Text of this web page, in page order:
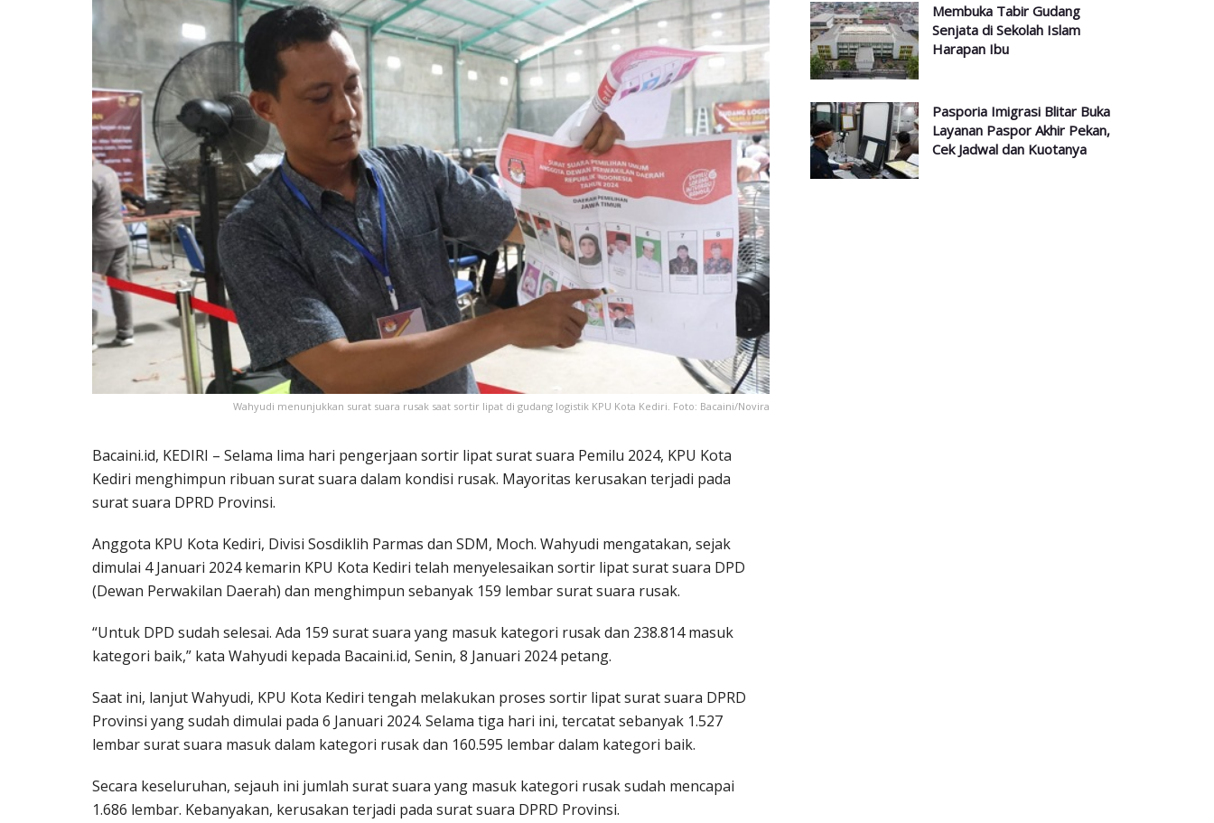
Wahyudi menunjukkan surat suara rusak saat sortir lipat di gudang logistik KPU Kota Kediri. Foto: Bacaini/Novira
Bacaini.id, KEDIRI – Selama lima hari pengerjaan sortir lipat surat suara Pemilu 2024, KPU Kota
Kediri menghimpun ribuan surat suara dalam kondisi rusak. Mayoritas kerusakan terjadi pada
surat suara DPRD Provinsi.
Anggota KPU Kota Kediri, Divisi Sosdiklih Parmas dan SDM, Moch. Wahyudi mengatakan, sejak
dimulai 4 Januari 2024 kemarin KPU Kota Kediri telah menyelesaikan sortir lipat surat suara DPD
(Dewan Perwakilan Daerah) dan menghimpun sebanyak 159 lembar surat suara rusak.
“Untuk DPD sudah selesai. Ada 159 surat suara yang masuk kategori rusak dan 238.814 masuk
kategori baik,” kata Wahyudi kepada Bacaini.id, Senin, 8 Januari 2024 petang.
Saat ini, lanjut Wahyudi, KPU Kota Kediri tengah melakukan proses sortir lipat surat suara DPRD
Provinsi yang sudah dimulai pada 6 Januari 2024. Selama tiga hari ini, tercatat sebanyak 1.527
lembar surat suara masuk dalam kategori rusak dan 160.595 lembar dalam kategori baik.
Secara keseluruhan, sejauh ini jumlah surat suara yang masuk kategori rusak sudah mencapai
1.686 lembar. Kebanyakan, kerusakan terjadi pada surat suara DPRD Provinsi.
Membuka Tabir Gudang
Senjata di Sekolah Islam
Harapan Ibu
Pasporia Imigrasi Blitar Buka
Layanan Paspor Akhir Pekan,
Cek Jadwal dan Kuotanya